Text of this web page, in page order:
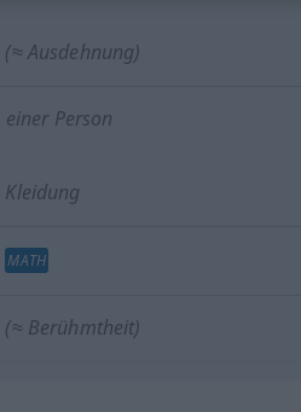
(≈ Ausdehnung)
einer Person
Kleidung
MATH
(≈ Berühmtheit)